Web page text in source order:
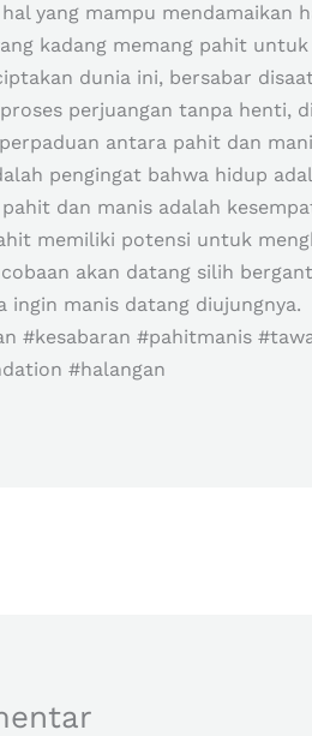
yang mampu
kadang memang pahit
dunia ini, bersabar
perjuangan tanpa henti,
antara pahit dan
pengingat bahwa hidup
pahit dan manis adalah
memiliki potensi untuk
akan datang silih
manis datang diujungnya.
#kesabaran #pahitmanis
#halangan